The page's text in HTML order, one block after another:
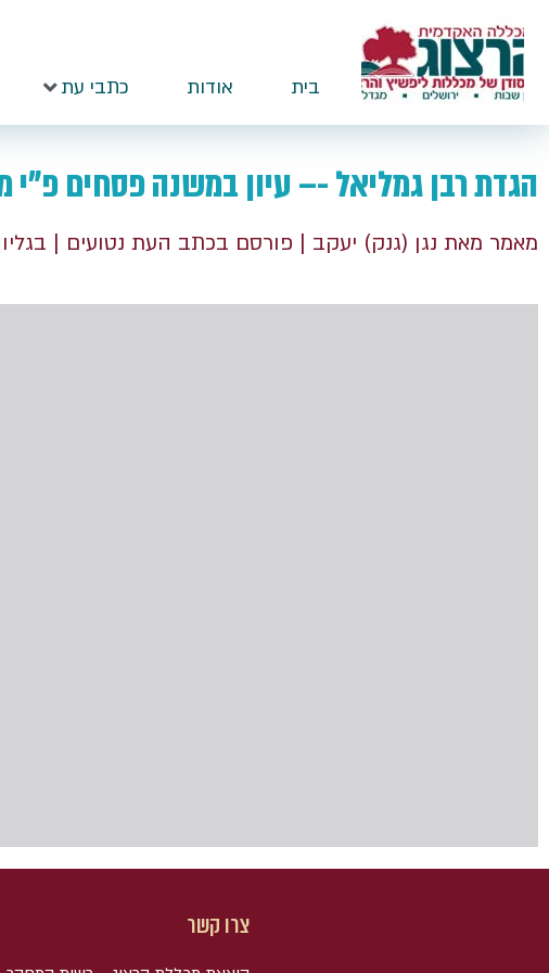
בית אודות כתבי עת
הגדת רבן גמליאל -– עיון במשנה פסחים פ"י
מאמר מאת נגן (גנק) יעקב | פורסם בכתב העת נטועים |
צרו קשר